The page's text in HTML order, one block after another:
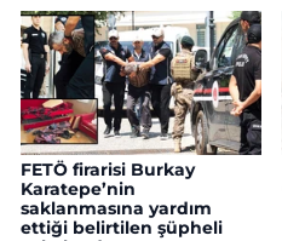
FETÖ firarisi Burkay
Karatepe’nin
saklanmasına yardım
ettiği belirtilen şüpheli